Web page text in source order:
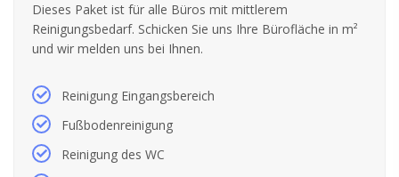
Dieses Paket ist für alle Büros mit mittlerem
Reinigungsbedarf. Schicken Sie uns Ihre Bürofläche in m²
und wir melden uns bei Ihnen.
Reinigung Eingangsbereich
Fußbodenreinigung
Reinigung des WC